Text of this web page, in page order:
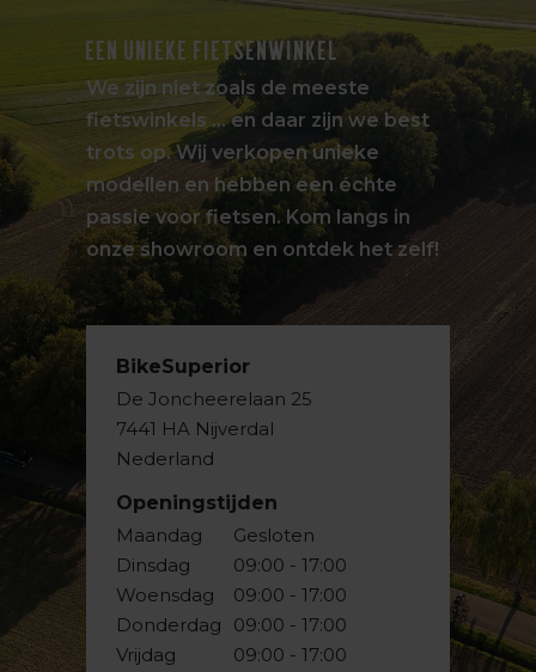
EEN UNIEKE FIETSENWINKEL
We zijn niet zoals de meeste
fietswinkels … en daar zijn we best
trots op. Wij verkopen unieke
modellen en hebben een échte
passie voor fietsen. Kom langs in
onze showroom en ontdek het zelf!
BikeSuperior
De Joncheerelaan 25
7441 HA Nijverdal
Nederland
Openingstijden
Maandag
Dinsdag
Woensdag
Donderdag
Vrijdag
Gesloten
09:00 - 17:00
09:00 - 17:00
09:00 - 17:00
09:00 - 17:00